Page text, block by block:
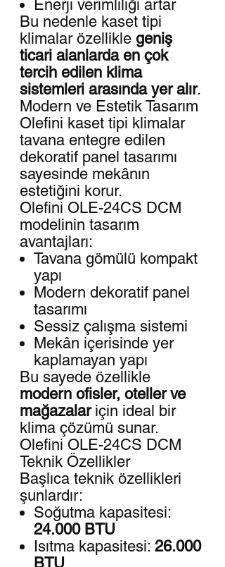
Enerji verimliliği artar
Bu nedenle kaset tipi
klimalar özellikle geniş
ticari alanlarda en çok
tercih edilen klima
sistemleri arasında yer alır.
Modern ve Estetik Tasarım
Olefini kaset tipi klimalar
tavana entegre edilen
dekoratif panel tasarımı
sayesinde mekânın
estetiğini korur.
Olefini OLE-24CS DCM
modelinin tasarım
avantajları:
Tavana gömülü kompakt
yapı
Modern dekoratif panel
tasarımı
Sessiz çalışma sistemi
Mekân içerisinde yer
kaplamayan yapı
Bu sayede özellikle
modern ofisler, oteller ve
mağazalariçin ideal bir
klima çözümü sunar.
Olefini OLE-24CS DCM
Teknik Özellikler
Başlıca teknik özellikleri
şunlardır:
Soğutma kapasitesi:
24.000 BTU
Isıtma kapasitesi: 26.000
BTU